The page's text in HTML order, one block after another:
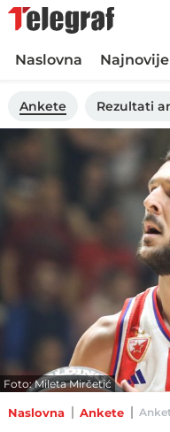
Naslovna Najnovije
Ankete Rezultati
Foto: Mileta Mirčetić
Naslovna Ankete